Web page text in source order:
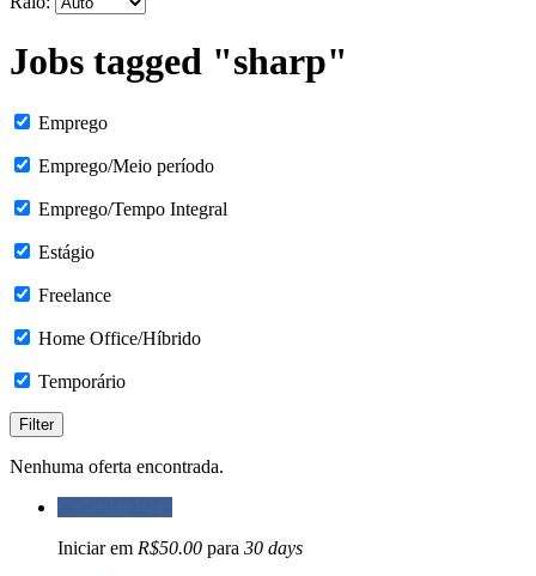
Jobs tagged "sharp"
Emprego
Emprego/Meio período
Emprego/Tempo Integral
Estágio
Freelance
Home Office/Híbrido
Temporário
Nenhuma oferta encontrada.
Iniciar em R$50.00 para 30 days